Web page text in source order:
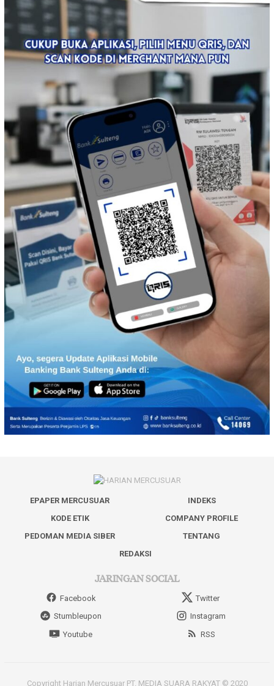
EPAPER MERCUSUAR
INDEKS
KODE ETIK
COMPANY PROFILE
PEDOMAN MEDIA SIBER
TENTANG
REDAKSI
JARINGAN SOCIAL
Facebook
Twitter
Stumbleupon
Instagram
Youtube
RSS
Copyright Harian Mercusuar PT. MEDIA SUARA RAKYAT © 2020